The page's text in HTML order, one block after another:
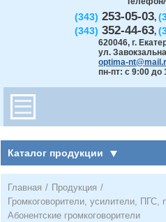
(343) 253-05-03,
(343) 352-44-63,
620046, г.
ул.
optima-
пн-пт: с 9:00 до
Каталог продукции
Главная / Продукция /
Громкоговорители, усилители, ПГС,
Абонентские громкоговорители